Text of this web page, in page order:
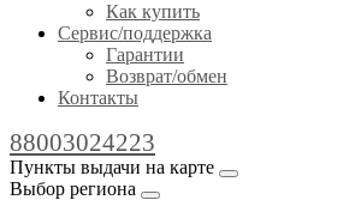
Как купить
Сервис/поддержка
Гарантии
Возврат/обмен
Контакты
88003024223
Пункты выдачи на карте
Выбор региона